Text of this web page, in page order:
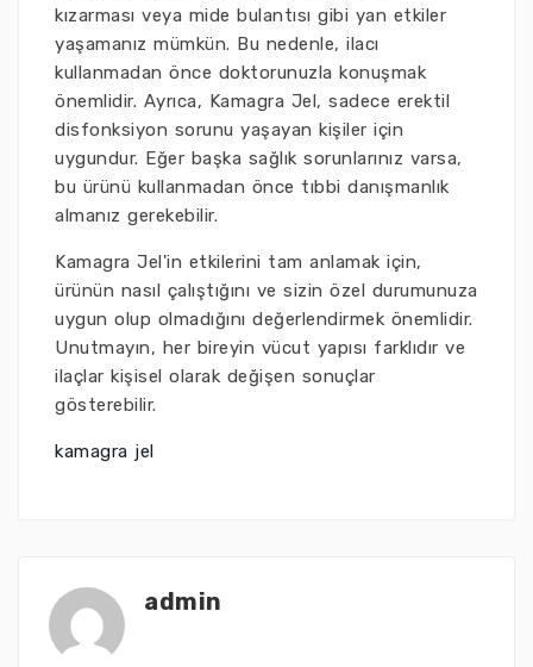
kızarması veya mide bulantısı gibi yan etkiler
yaşamanız mümkün. Bu nedenle, ilacı
kullanmadan önce doktorunuzla konuşmak
önemlidir. Ayrıca, Kamagra Jel, sadece erektil
disfonksiyon sorunu yaşayan kişiler için
uygundur. Eğer başka sağlık sorunlarınız varsa,
bu ürünü kullanmadan önce tıbbi danışmanlık
almanız gerekebilir.
Kamagra Jel'in etkilerini tam anlamak için,
ürünün nasıl çalıştığını ve sizin özel durumunuza
uygun olup olmadığını değerlendirmek önemlidir.
Unutmayın, her bireyin vücut yapısı farklıdır ve
ilaçlar kişisel olarak değişen sonuçlar
gösterebilir.
kamagra jel
admin